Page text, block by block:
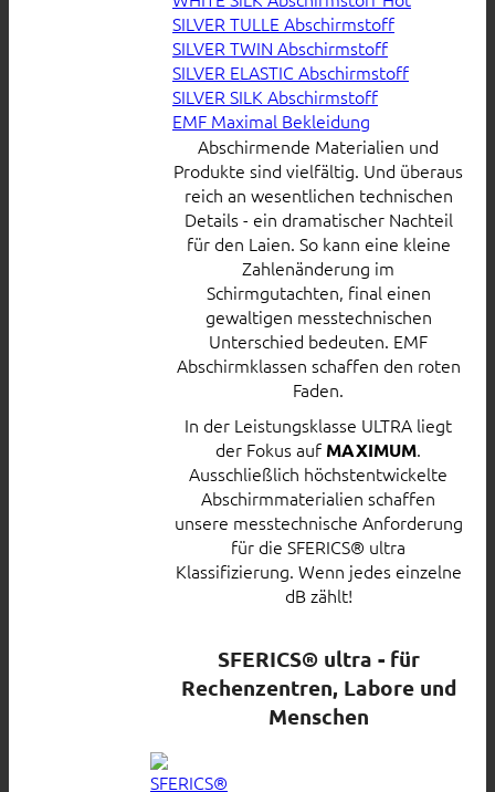
SILVER TULLE Abschirmstoff
SILVER TWIN Abschirmstoff
SILVER ELASTIC Abschirmstoff
SILVER SILK Abschirmstoff
EMF Maximal Bekleidung
Abschirmende Materialien und
Produkte sind vielfältig. Und überaus
reich an wesentlichen technischen
Details - ein dramatischer Nachteil
für den Laien. So kann eine kleine
Zahlenänderung im
Schirmgutachten, final einen
gewaltigen messtechnischen
Unterschied bedeuten. EMF
Abschirmklassen schaffen den roten
Faden.
In der Leistungsklasse ULTRA liegt
der Fokus auf MAXIMUM.
Ausschließlich höchstentwickelte
Abschirmmaterialien schaffen
unsere messtechnische Anforderung
für die SFERICS® ultra
Klassifizierung. Wenn jedes einzelne
dB zählt!
SFERICS® ultra - für
Rechenzentren, Labore und
Menschen